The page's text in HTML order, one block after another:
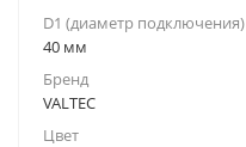
D1 (диаметр подключения)
40 мм
Бренд
VALTEC
Цвет